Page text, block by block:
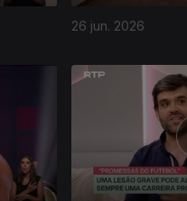
26 jun. 2026